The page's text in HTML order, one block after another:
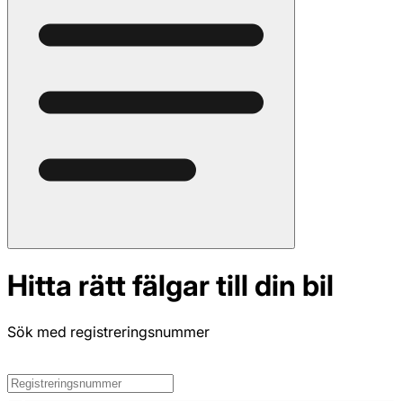
Hitta rätt fälgar till din bil
Sök med registreringsnummer